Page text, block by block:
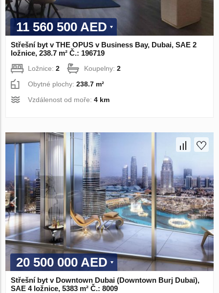
11 560 500 AED
Střešní byt v THE OPUS v Business Bay, Dubai, SAE 2
ložnice, 238.7 m² Č.: 196719
Ložnice:2 Koupelny:2
Obytné plochy:238.7 m²
Vzdálenost od moře:4 km
20 500 000 AED
Střešní byt v Downtown Dubai (Downtown Burj Dubai),
SAE 4 ložnice, 5383 m² Č.: 8009